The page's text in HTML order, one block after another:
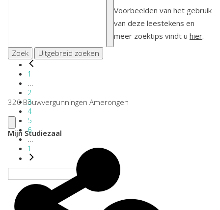
Voorbeelden van het gebruik
van deze leestekens en
meer zoektips vindt u hier.
Zoek
Uitgebreid zoeken
1
2
3
4
5
6
...
1
320 Bouwvergunningen Amerongen
Mijn Studiezaal